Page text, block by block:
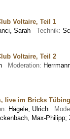
Voltaire, Teil 1
Sarah Technik:
Voltaire, Teil 2
Moderation:
live im Bricks
Hägele, Ulrich
Max-Philipp;